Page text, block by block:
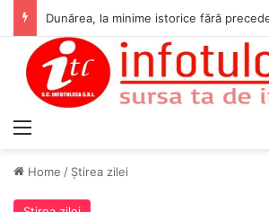
Home / Ştirea zilei